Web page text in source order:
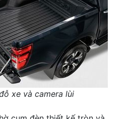
xe và camera lùi